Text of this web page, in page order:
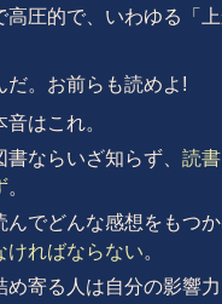
高圧的で、いわゆる「
だ。お前らも読めよ!
音はこれ。
ならいざ知らず、 読
。
んでどんな感想をもつ
ければならない。
め寄る人は自分の影響